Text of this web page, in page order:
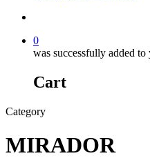
0
was successfully added to
Cart
Category
MIRADOR